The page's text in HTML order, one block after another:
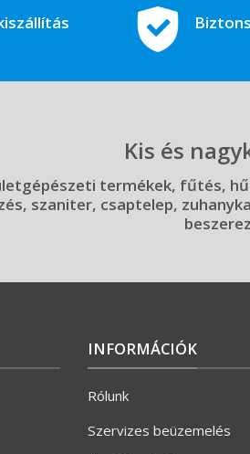
Kis és
termékek, fűtés,
szaniter, csaptelep,
INFORMÁCIÓK
Rólunk
Szervizes beüzemelés